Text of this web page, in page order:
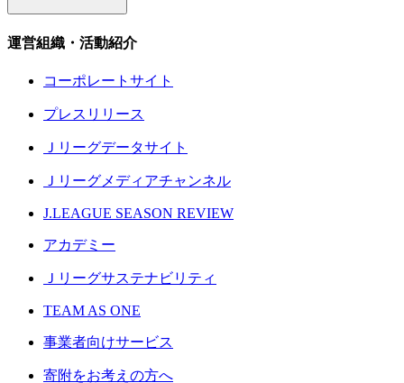
運営組織・活動紹介
コーポレートサイト
プレスリリース
Ｊリーグデータサイト
Ｊリーグメディアチャンネル
J.LEAGUE SEASON REVIEW
アカデミー
Ｊリーグサステナビリティ
TEAM AS ONE
事業者向けサービス
寄附をお考えの方へ